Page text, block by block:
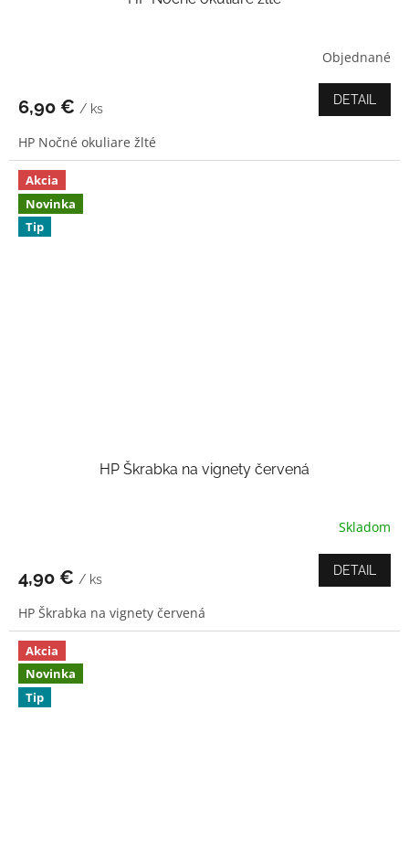
je
z
5
hviezdičiek.
Objednané
6,90 € / ks
DETAIL
HP Nočné okuliare žlté
Akcia
Novinka
Tip
HP Škrabka na vignety červená
je
z
5
hviezdičiek.
Skladom
4,90 € / ks
DETAIL
HP Škrabka na vignety červená
Akcia
Novinka
Tip